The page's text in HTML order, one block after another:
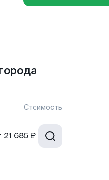
Стоимость
21 685 ₽